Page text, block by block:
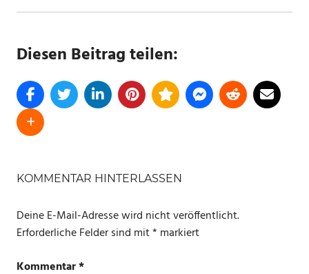
Diesen Beitrag teilen:
HOME
SMART
LIFE
KOMMENTAR HINTERLASSEN
Deine E-Mail-Adresse wird nicht veröffentlicht.
Erforderliche Felder sind mit* markiert
Kommentar*